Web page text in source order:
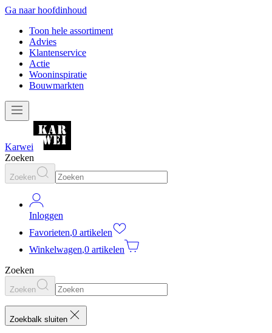
Ga naar hoofdinhoud
Toon hele assortiment
Advies
Klantenservice
Actie
Wooninspiratie
Bouwmarkten
Karwei
Zoeken
Zoeken
Inloggen
Favorieten,0 artikelen
Winkelwagen,0 artikelen
Zoeken
Zoeken
Zoekbalk sluiten